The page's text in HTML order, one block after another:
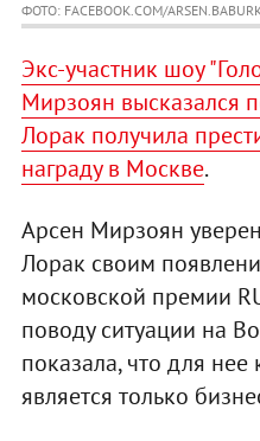
ФОТО: FACEBOOK.COM/
Экс-участник шоу
Мирзоян высказался
Лорак получила
награду в Москве.
Арсен Мирзоян
Лорак своим
московской премии
поводу ситуации на
показала, что для
является только